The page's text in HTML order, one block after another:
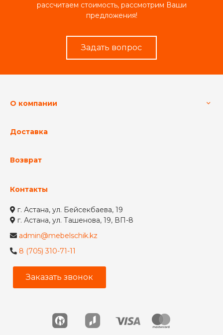
рассчитаем стоимость, рассмотрим Ваши
предложения!
Задать вопрос
О компании
Доставка
Возврат
Контакты
г. Астана, ул. Бейсекбаева, 19
г. Астана, ул. Ташенова, 19, ВП-8
admin@mebelschik.kz
8 (705) 310-71-11
Заказать звонок